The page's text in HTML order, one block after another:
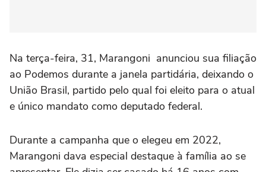
Na terça-feira, 31, Marangoni anunciou sua filiação
ao Podemos durante a janela partidária, deixando o
União Brasil, partido pelo qual foi eleito para o atual
e único mandato como deputado federal.
Durante a campanha que o elegeu em 2022,
Marangoni dava especial destaque à família ao se